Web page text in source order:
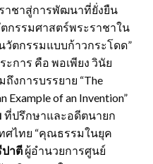
าชาสู่การพัฒนาที่ยั่งยืน
กรรมศาสตร์พระราชาใน
วัตกรรมแบบก้าวกระโดด”
การ คือ พอเพียง วินัย
งการบรรยาย “The
Example of an Invention”
ที่ปรึกษาและอดีตนายก
ศไทย “คุณธรรมในยุค
ปาตี ผู้อำนวยการศูนย์